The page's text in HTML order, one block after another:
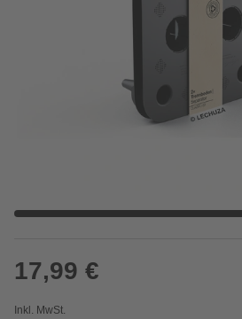
17,99 €
Inkl. MwSt.